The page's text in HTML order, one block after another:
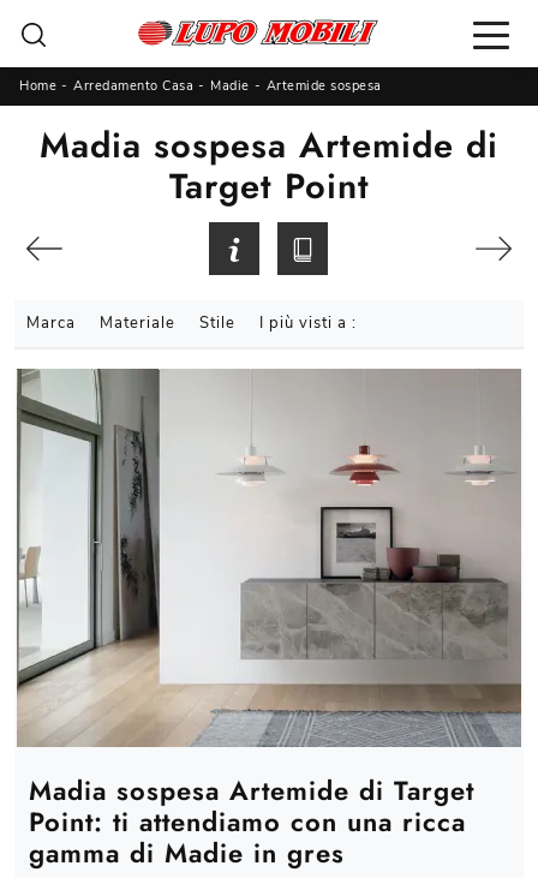
Home - Arredamento Casa - Madie - Artemide sospesa
Madia sospesa Artemide di
Target Point
Marca Materiale Stile I più visti a :
Madia sospesa Artemide di Target
Point: ti attendiamo con una ricca
gamma di Madie in gres